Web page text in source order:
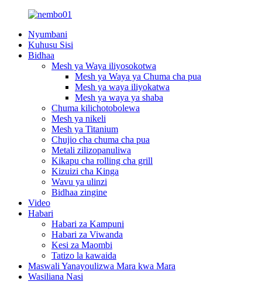
Nyumbani
Kuhusu Sisi
Bidhaa
Mesh ya Waya iliyosokotwa
Mesh ya Waya ya Chuma cha pua
Mesh ya waya iliyokatwa
Mesh ya waya ya shaba
Chuma kilichotobolewa
Mesh ya nikeli
Mesh ya Titanium
Chujio cha chuma cha pua
Metali zilizopanuliwa
Kikapu cha rolling cha grill
Kizuizi cha Kinga
Wavu ya ulinzi
Bidhaa zingine
Video
Habari
Habari za Kampuni
Habari za Viwanda
Kesi za Maombi
Tatizo la kawaida
Maswali Yanayoulizwa Mara kwa Mara
Wasiliana Nasi